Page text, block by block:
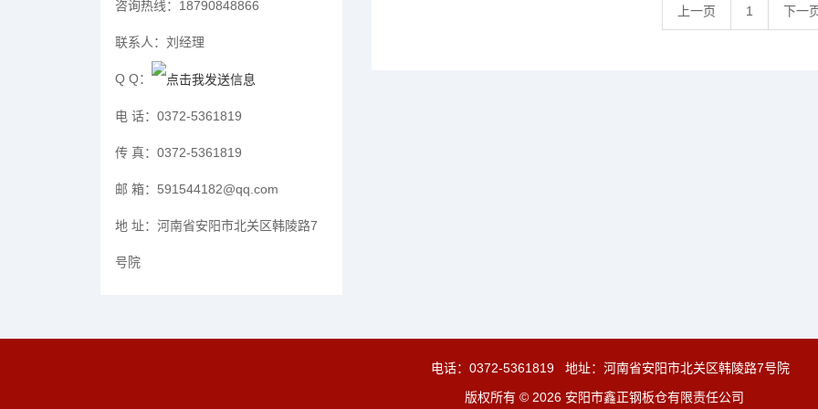
咨询热线： 18790848866
联系人： 刘经理
Q Q：
电 话： 0372-5361819
传 真： 0372-5361819
邮 箱： 591544182@qq.com
地 址： 河南省安阳市北关区韩陵路7
号院
上一页 1 下一
电话： 0372-5361819
地址：河南省安阳市北关区韩陵路7号院
版权所有 © 2026 安阳市鑫正钢板仓有限责任公司